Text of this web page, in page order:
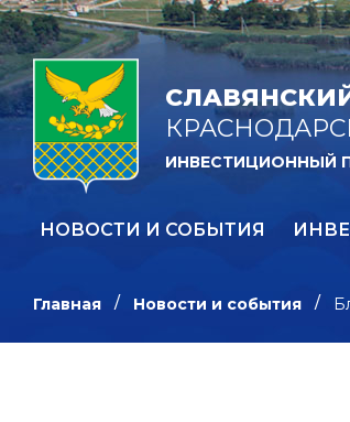
ИНВЕСТИЦИОННЫЙ
НОВОСТИ И СОБЫТИЯ
Главная Новости и события